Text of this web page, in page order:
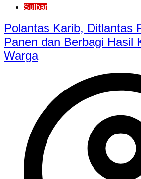
Sulbar
Polantas Karib, Ditlantas
Panen dan Berbagi Hasil
Warga